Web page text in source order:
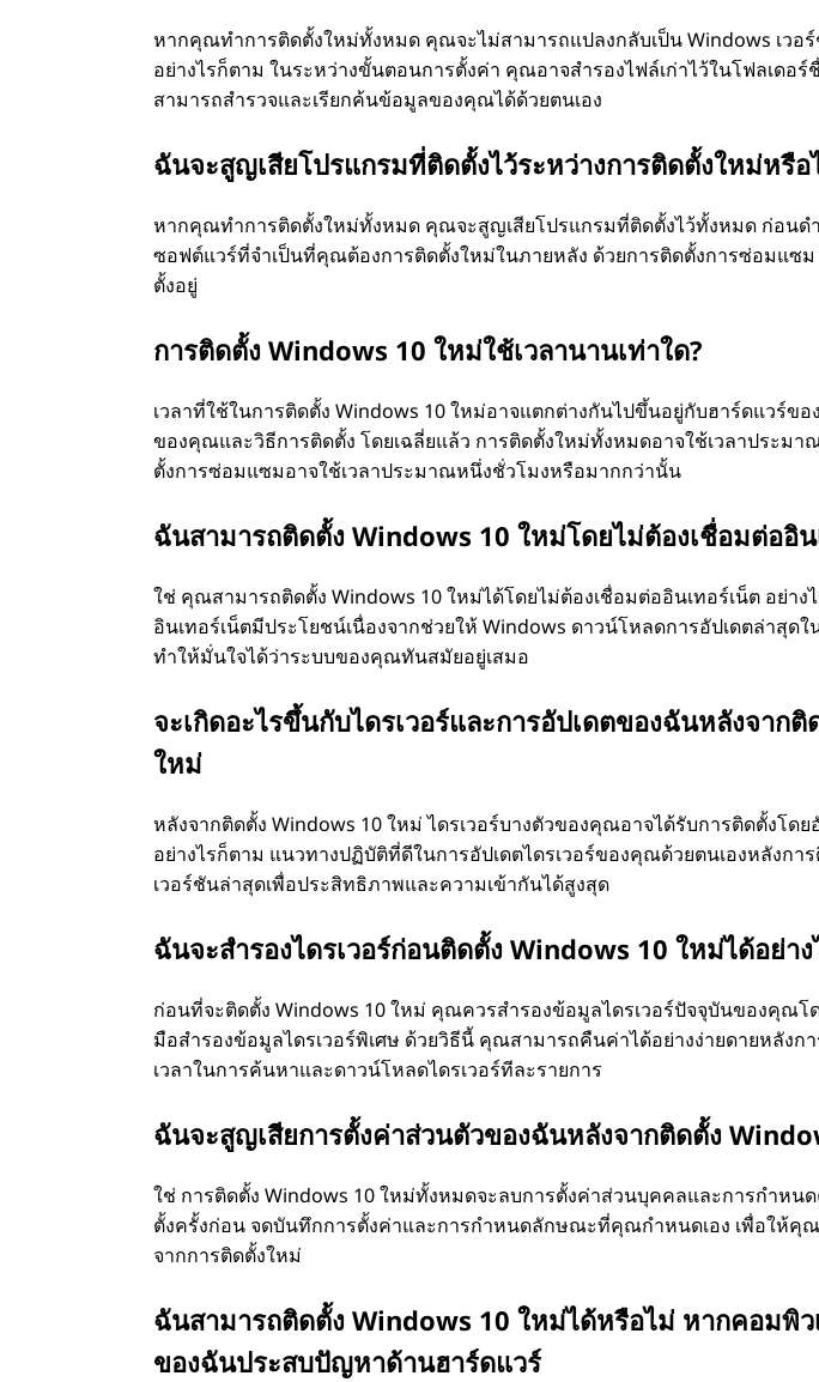
หากคุณทำการติดตั้งใหม่ทั้งหมด คุณจะไม่สามารถแปลงกลับเป็น Windows เวอ
อย่างไรก็ตาม ในระหว่างขั้นตอนการตั้งค่า คุณอาจสำรองไฟล์เก่าไว้ในโฟลเดอ
สามารถสำรวจและเรียกค้นข้อมูลของคุณได้ด้วยตนเอง
ฉันจะสูญเสียโปรแกรมที่ติดตั้งไว้ระหว่างการติดตั้งใหม่หรือ
หากคุณทำการติดตั้งใหม่ทั้งหมด คุณจะสูญเสียโปรแกรมที่ติดตั้งไว้ทั้งหมด ก่อนด
ซอฟต์แวร์ที่จำเป็นที่คุณต้องการติดตั้งใหม่ในภายหลัง ด้วยการติดตั้งการซ่อมแซ
ตั้งอยู่
การติดตั้ง Windows 10 ใหม่ใช้เวลานานเท่าใด?
เวลาที่ใช้ในการติดตั้ง Windows 10 ใหม่อาจแตกต่างกันไปขึ้นอยู่กับฮาร์ดแวร์ข
ของคุณและวิธีการติดตั้ง โดยเฉลี่ยแล้ว การติดตั้งใหม่ทั้งหมดอาจใช้เวลาประม
ตั้งการซ่อมแซมอาจใช้เวลาประมาณหนึ่งชั่วโมงหรือมากกว่านั้น
ฉันสามารถติดตั้ง Windows 10 ใหม่โดยไม่ต้องเชื่อมต่ออิน
ใช่ คุณสามารถติดตั้ง Windows 10 ใหม่ได้โดยไม่ต้องเชื่อมต่ออินเทอร์เน็ต อย่าง
อินเทอร์เน็ตมีประโยชน์เนื่องจากช่วยให้ Windows ดาวน์โหลดการอัปเดตล่าสุด
ทำให้มั่นใจได้ว่าระบบของคุณทันสมัยอยู่เสมอ
จะเกิดอะไรขึ้นกับไดรเวอร์และการอัปเดตของฉันหลังจาก
ใหม่
หลังจากติดตั้ง Windows 10 ใหม่ ไดรเวอร์บางตัวของคุณอาจได้รับการติดตั้งโด
อย่างไรก็ตาม แนวทางปฏิบัติที่ดีในการอัปเดตไดรเวอร์ของคุณด้วยตนเองหลังก
เวอร์ชันล่าสุดเพื่อประสิทธิภาพและความเข้ากันได้สูงสุด
ฉันจะสำรองไดรเวอร์ก่อนติดตั้ง Windows 10 ใหม่ได้อย่าง
ก่อนที่จะติดตั้ง Windows 10 ใหม่ คุณควรสำรองข้อมูลไดรเวอร์ปัจจุบันของคุณโ
มือสำรองข้อมูลไดรเวอร์พิเศษ ด้วยวิธีนี้ คุณสามารถคืนค่าได้อย่างง่ายดายหลังก
เวลาในการค้นหาและดาวน์โหลดไดรเวอร์ทีละรายการ
ฉันจะสูญเสียการตั้งค่าส่วนตัวของฉันหลังจากติดตั้ง
ใช่ การติดตั้ง Windows 10 ใหม่ทั้งหมดจะลบการตั้งค่าส่วนบุคคลและการกำห
ตั้งครั้งก่อน จดบันทึกการตั้งค่าและการกำหนดลักษณะที่คุณกำหนดเอง เพื่อให้คุ
จากการติดตั้งใหม่
ฉันสามารถติดตั้ง Windows 10 ใหม่ได้หรือไม่ หากคอมพิว
ของฉันประสบปัญหาด้านฮาร์ดแวร์